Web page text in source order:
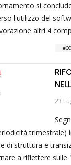
si
l'utilizzo del
altri 4
23
trimestrale)
di struttura e
a riflettere sulle